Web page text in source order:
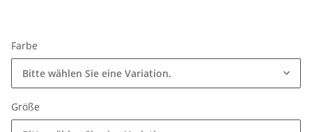
Farbe
Bitte wählen Sie eine Variation.
Größe